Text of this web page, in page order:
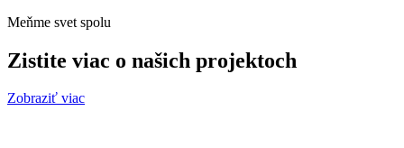
Meňme svet spolu
Zistite viac o našich projektoch
Zobraziť viac